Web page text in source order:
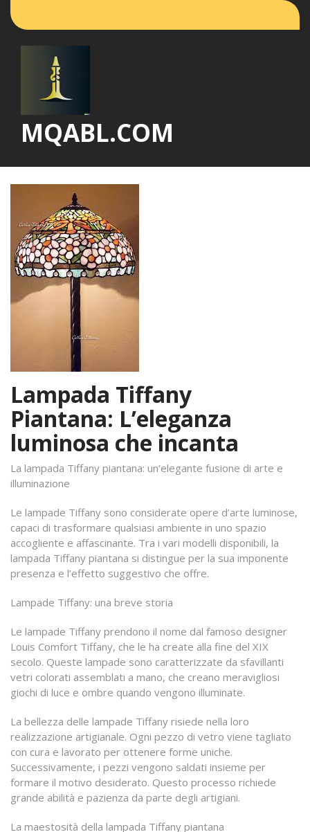
MQABL.COM
Lampada Tiffany
Piantana: L’eleganza
luminosa che incanta
La lampada Tiffany piantana: un’elegante fusione di arte e
illuminazione
Le lampade Tiffany sono considerate opere d’arte luminose,
capaci di trasformare qualsiasi ambiente in uno spazio
accogliente e affascinante. Tra i vari modelli disponibili, la
lampada Tiffany piantana si distingue per la sua imponente
presenza e l’effetto suggestivo che offre.
Lampade Tiffany: una breve storia
Le lampade Tiffany prendono il nome dal famoso designer
Louis Comfort Tiffany, che le ha create alla fine del XIX
secolo. Queste lampade sono caratterizzate da sfavillanti
vetri colorati assemblati a mano, che creano meravigliosi
giochi di luce e ombre quando vengono illuminate.
La bellezza delle lampade Tiffany risiede nella loro
realizzazione artigianale. Ogni pezzo di vetro viene tagliato
con cura e lavorato per ottenere forme uniche.
Successivamente, i pezzi vengono saldati insieme per
formare il motivo desiderato. Questo processo richiede
grande abilità e pazienza da parte degli artigiani.
La maestosità della lampada Tiffany piantana